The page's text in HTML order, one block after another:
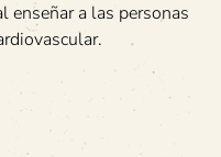
enseñar a las personas